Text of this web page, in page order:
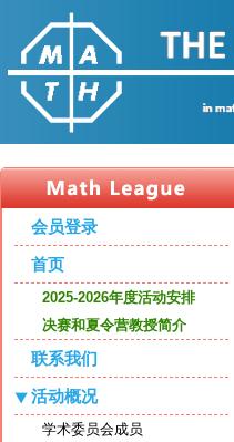
会员登录
首页
2025-2026年度活动安排
决赛和夏令营教授简介
联系我们
活动概况
学术委员会成员